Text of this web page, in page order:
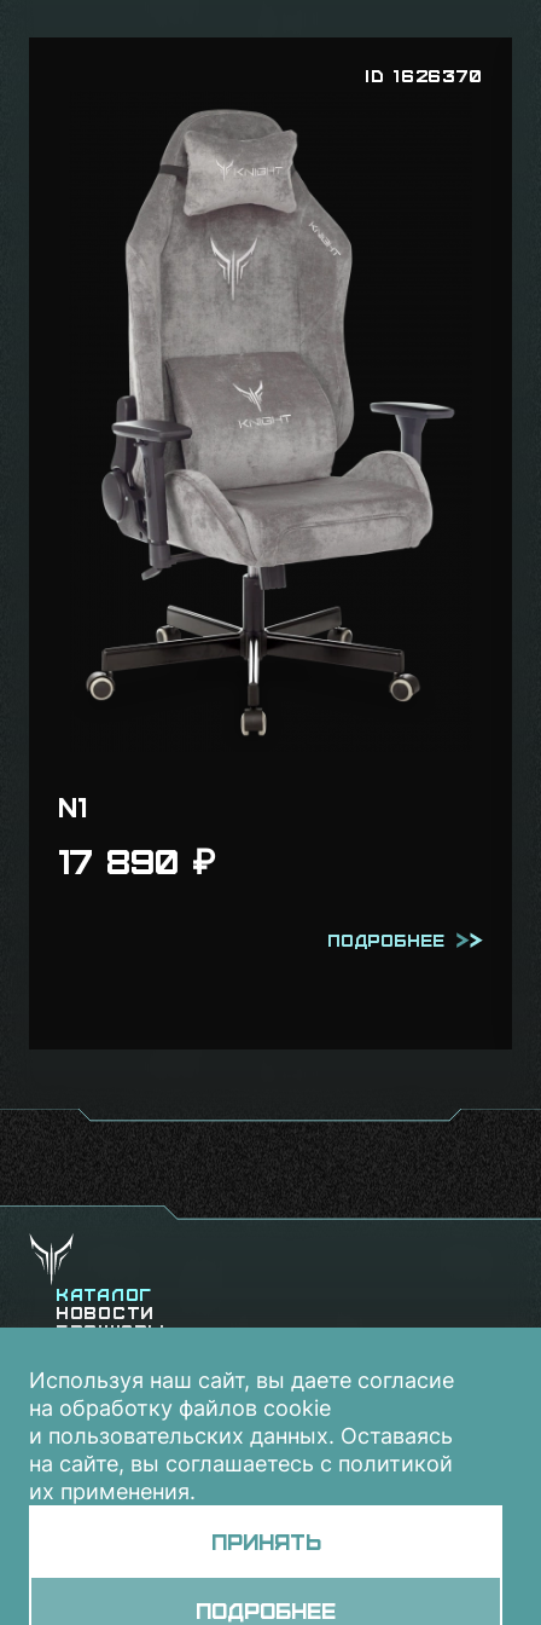
ID 1626370
N1
17 890 ₽
Подробнее
Каталог
Новости
Брошюры
Все права защищены: gaming-chair.ru
Используя наш сайт, вы даете согласие
на обработку файлов cookie
и пользовательских данных. Оставаясь
на сайте, вы соглашаетесь с политикой
их применения.
Принять
Подробнее